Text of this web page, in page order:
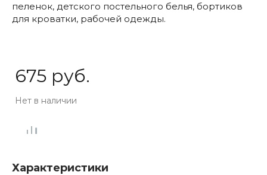
пеленок, детского постельного белья, бортиков
для кроватки, рабочей одежды.
675 руб.
Нет в наличии
Характеристики